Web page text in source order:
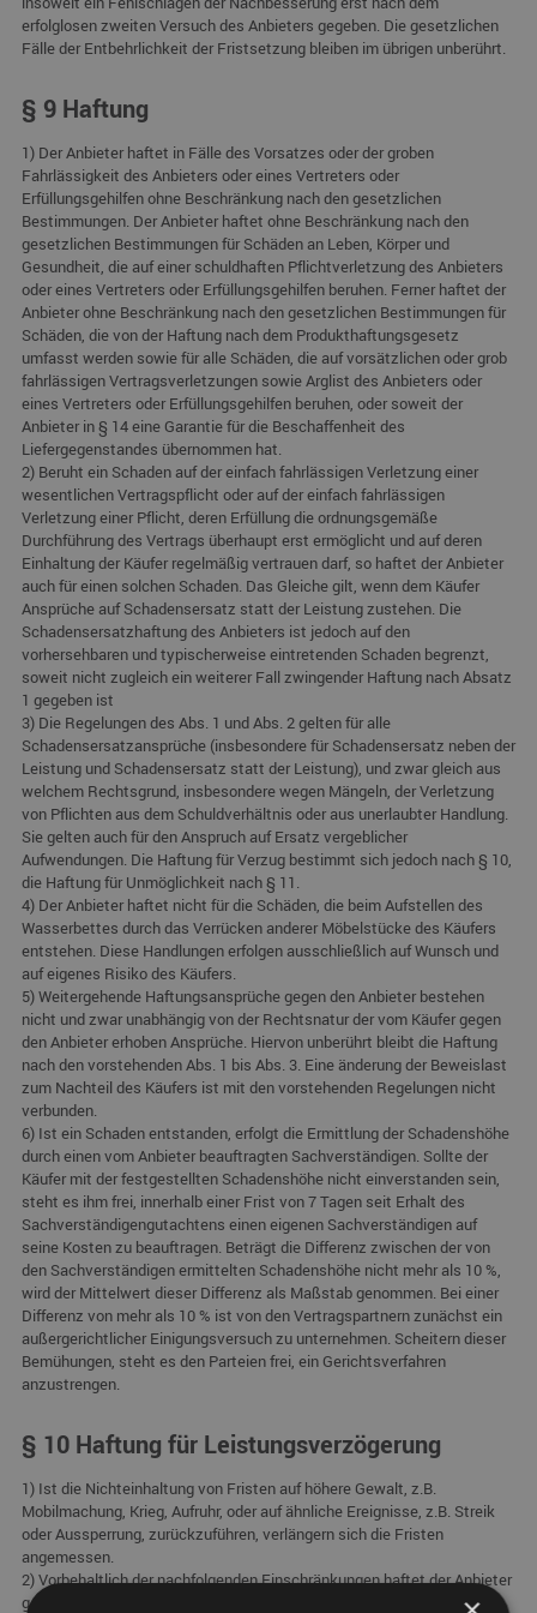
erfolglosen zweiten Versuch des Anbieters gegeben. Die gesetzlichen
Fälle der Entbehrlichkeit der Fristsetzung bleiben im übrigen unberührt.
§ 9 Haftung
1) Der Anbieter haftet in Fälle des Vorsatzes oder der groben
Fahrlässigkeit des Anbieters oder eines Vertreters oder
Erfüllungsgehilfen ohne Beschränkung nach den gesetzlichen
Bestimmungen. Der Anbieter haftet ohne Beschränkung nach den
gesetzlichen Bestimmungen für Schäden an Leben, Körper und
Gesundheit, die auf einer schuldhaften Pflichtverletzung des Anbieters
oder eines Vertreters oder Erfüllungsgehilfen beruhen. Ferner haftet der
Anbieter ohne Beschränkung nach den gesetzlichen Bestimmungen für
Schäden, die von der Haftung nach dem Produkthaftungsgesetz
umfasst werden sowie für alle Schäden, die auf vorsätzlichen oder grob
fahrlässigen Vertragsverletzungen sowie Arglist des Anbieters oder
eines Vertreters oder Erfüllungsgehilfen beruhen, oder soweit der
Anbieter in § 14 eine Garantie für die Beschaffenheit des
Liefergegenstandes übernommen hat.
2) Beruht ein Schaden auf der einfach fahrlässigen Verletzung einer
wesentlichen Vertragspflicht oder auf der einfach fahrlässigen
Verletzung einer Pflicht, deren Erfüllung die ordnungsgemäße
Durchführung des Vertrags überhaupt erst ermöglicht und auf deren
Einhaltung der Käufer regelmäßig vertrauen darf, so haftet der Anbieter
auch für einen solchen Schaden. Das Gleiche gilt, wenn dem Käufer
Ansprüche auf Schadensersatz statt der Leistung zustehen. Die
Schadensersatzhaftung des Anbieters ist jedoch auf den
vorhersehbaren und typischerweise eintretenden Schaden begrenzt,
soweit nicht zugleich ein weiterer Fall zwingender Haftung nach Absatz
1 gegeben ist
3) Die Regelungen des Abs. 1 und Abs. 2 gelten für alle
Schadensersatzansprüche (insbesondere für Schadensersatz neben der
Leistung und Schadensersatz statt der Leistung), und zwar gleich aus
welchem Rechtsgrund, insbesondere wegen Mängeln, der Verletzung
von Pflichten aus dem Schuldverhältnis oder aus unerlaubter Handlung.
Sie gelten auch für den Anspruch auf Ersatz vergeblicher
Aufwendungen. Die Haftung für Verzug bestimmt sich jedoch nach § 10,
die Haftung für Unmöglichkeit nach § 11.
4) Der Anbieter haftet nicht für die Schäden, die beim Aufstellen des
Wasserbettes durch das Verrücken anderer Möbelstücke des Käufers
entstehen. Diese Handlungen erfolgen ausschließlich auf Wunsch und
auf eigenes Risiko des Käufers.
5) Weitergehende Haftungsansprüche gegen den Anbieter bestehen
nicht und zwar unabhängig von der Rechtsnatur der vom Käufer gegen
den Anbieter erhoben Ansprüche. Hiervon unberührt bleibt die Haftung
nach den vorstehenden Abs. 1 bis Abs. 3. Eine änderung der Beweislast
zum Nachteil des Käufers ist mit den vorstehenden Regelungen nicht
verbunden.
6) Ist ein Schaden entstanden, erfolgt die Ermittlung der Schadenshöhe
durch einen vom Anbieter beauftragten Sachverständigen. Sollte der
Käufer mit der festgestellten Schadenshöhe nicht einverstanden sein,
steht es ihm frei, innerhalb einer Frist von 7 Tagen seit Erhalt des
Sachverständigengutachtens einen eigenen Sachverständigen auf
seine Kosten zu beauftragen. Beträgt die Differenz zwischen der von
den Sachverständigen ermittelten Schadenshöhe nicht mehr als 10 %,
wird der Mittelwert dieser Differenz als Maßstab genommen. Bei einer
Differenz von mehr als 10 % ist von den Vertragspartnern zunächst ein
außergerichtlicher Einigungsversuch zu unternehmen. Scheitern dieser
Bemühungen, steht es den Parteien frei, ein Gerichtsverfahren
anzustrengen.
§ 10 Haftung für Leistungsverzögerung
1) Ist die Nichteinhaltung von Fristen auf höhere Gewalt, z.B.
Mobilmachung, Krieg, Aufruhr, oder auf ähnliche Ereignisse, z.B. Streik
oder Aussperrung, zurückzuführen, verlängern sich die Fristen
angemessen.
2) Vorbehaltlich der nachfolgenden Einschränkungen haftet der Anbieter
gegenüber dem Käufer im übrigen nach den gesetzlichen